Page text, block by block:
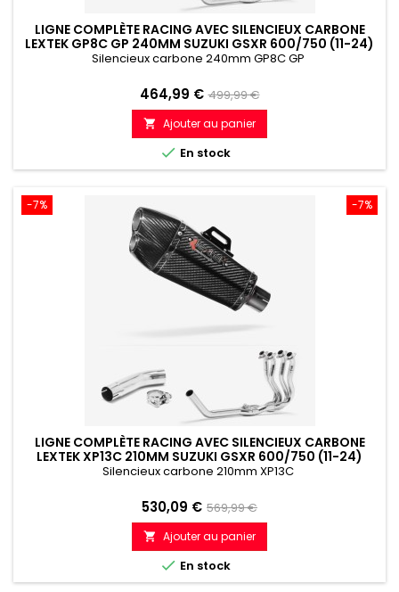
LIGNE COMPLÈTE RACING AVEC SILENCIEUX CARBONE
LEXTEK GP8C GP 240MM SUZUKI GSXR 600/750 (11-24)
Silencieux carbone 240mm GP8C GP
Prix
464,99 € Prix
de
référence
499,99 €
 Ajouter au panier
 En stock
-7%
-7%
LIGNE COMPLÈTE RACING AVEC SILENCIEUX CARBONE
LEXTEK XP13C 210MM SUZUKI GSXR 600/750 (11-24)
Silencieux carbone 210mm XP13C
Prix
530,09 € Prix
de
référence
569,99 €
 Ajouter au panier
 En stock